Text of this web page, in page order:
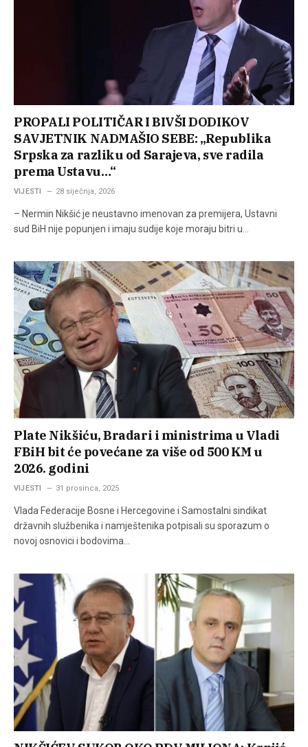
PROPALI POLITIČAR I BIVŠI DODIKOV
SAVJETNIK NADMAŠIO SEBE: „Republika
Srpska za razliku od Sarajeva, sve radila
prema Ustavu…“
VIJESTI 28 siječnja, 2026
– Nermin Nikšić je neustavno imenovan za premijera, Ustavni
sud BiH nije popunjen i imaju sudije koje moraju bitri u…
Plate Nikšiću, Bradari i ministrima u Vladi
FBiH bit će povećane za više od 500 KM u
2026. godini
VIJESTI 31 prosinca, 2025
Vlada Federacije Bosne i Hercegovine i Samostalni sindikat
državnih službenika i namještenika potpisali su sporazum o
novoj osnovici i bodovima…